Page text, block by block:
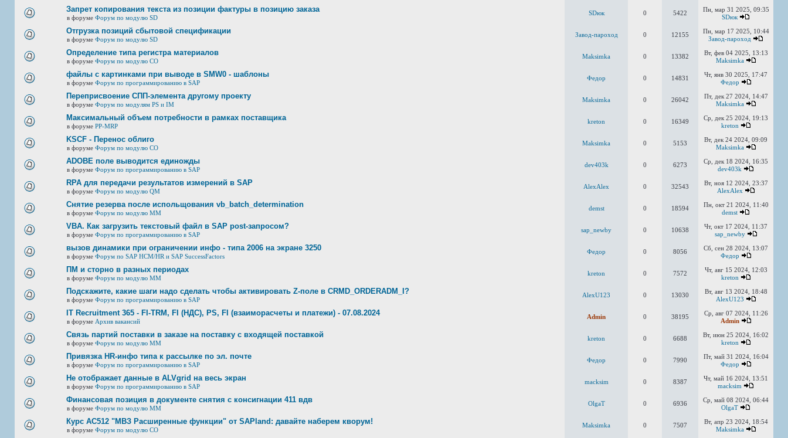
Запрет копирования текста из позиции фактуры в позицию заказа
в форуме Форум по модулю SD
SDюк 0 5422
Пн, мар 31 2025, 09:35
SDюк
Отгрузка позиций сбытовой спецификации
в форуме Форум по модулю SD
Завод-пароход 0 12155
Пн, мар 17 2025, 10:44
Завод-пароход
Определение типа регистра материалов
в форуме Форум по модулю СО
Maksimka 0 13382
Вт, фев 04 2025, 13:13
Maksimka
файлы с картинками при выводе в SMW0 - шаблоны
в форуме Форум по программированию в SAP
Федор 0 14831
Чт, янв 30 2025, 17:47
Федор
Переприсвоение СПП-элемента другому проекту
в форуме Форум по модулям PS и IM
Maksimka 0 26042
Пт, дек 27 2024, 14:47
Maksimka
Максимальный объем потребности в рамках поставщика
в форуме PP-MRP
kreton 0 16349
Ср, дек 25 2024, 19:13
kreton
KSCF - Перенос облиго
в форуме Форум по модулю СО
Maksimka 0 5153
Вт, дек 24 2024, 09:09
Maksimka
ADOBE поле выводится единожды
в форуме Форум по программированию в SAP
dev403k 0 6273
Ср, дек 18 2024, 16:35
dev403k
RPA для передачи результатов измерений в SAP
в форуме Форум по модулю QM
AlexAlex 0 32543
Вт, ноя 12 2024, 23:37
AlexAlex
Снятие резерва после испольщования vb_batch_determination
в форуме Форум по модулю ММ
demst 0 18594
Пн, окт 21 2024, 11:40
demst
VBA. Как загрузить текстовый файл в SAP post-запросом?
в форуме Форум по программированию в SAP
sap_newby 0 10638
Чт, окт 17 2024, 11:37
sap_newby
вызов динамики при ограничении инфо - типа 2006 на экране 3250
в форуме Форум по SAP HCM/HR и SAP SuccessFactors
Федор 0 8056
Сб, сен 28 2024, 13:07
Федор
ПМ и сторно в разных периодах
в форуме Форум по модулю ММ
kreton 0 7572
Чт, авг 15 2024, 12:03
kreton
Подскажите, какие шаги надо сделать чтобы активировать Z-поле в CRMD_ORDERADM_I?
в форуме Форум по программированию в SAP
AlexU123 0 13030
Вт, авг 13 2024, 18:48
AlexU123
IT Recruitment 365 - FI-TRM, FI (НДС), PS, FI (взаиморасчеты и платежи) - 07.08.2024
в форуме Архив вакансий
Admin 0 38195
Ср, авг 07 2024, 11:26
Admin
Связь партий поставки в заказе на поставку с входящей поставкой
в форуме Форум по модулю ММ
kreton 0 6688
Вт, июн 25 2024, 16:02
kreton
Привязка HR-инфо типа к рассылке по эл. почте
в форуме Форум по программированию в SAP
Федор 0 7990
Пт, май 31 2024, 16:04
Федор
Не отображает данные в ALVgrid на весь экран
в форуме Форум по программированию в SAP
macksim 0 8387
Чт, май 16 2024, 13:51
macksim
Финансовая позиция в документе снятия с консигнации 411 вдв
в форуме Форум по модулю ММ
OlgaT 0 6936
Ср, май 08 2024, 06:44
OlgaT
Курс AC512 "МВЗ Расширенные функции" от SAPland: давайте наберем кворум!
в форуме Форум по модулю СО
Maksimka 0 7507
Вт, апр 23 2024, 18:54
Maksimka